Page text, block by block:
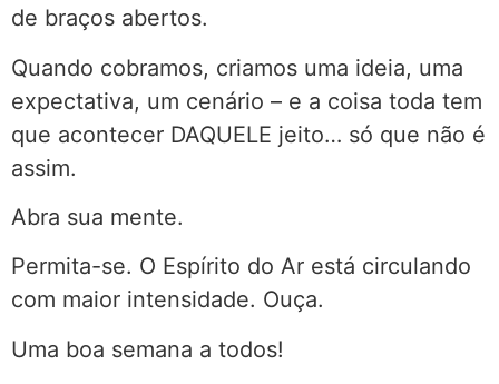
de braços abertos.
Quando cobramos, criamos uma ideia, uma
expectativa, um cenário – e a coisa toda tem
que acontecer DAQUELE jeito… só que não é
assim.
Abra sua mente.
Permita-se. O Espírito do Ar está circulando
com maior intensidade. Ouça.
Uma boa semana a todos!